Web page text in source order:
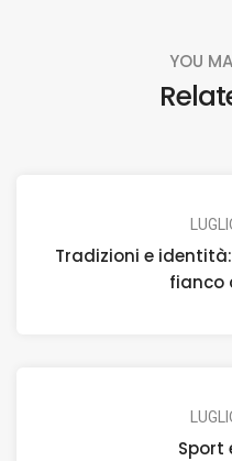
YOU
Tradizioni e
fianco
Sport